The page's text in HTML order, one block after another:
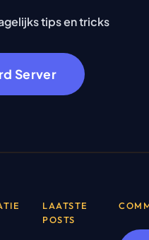
tips en tricks
Server
LAATSTE
POSTS